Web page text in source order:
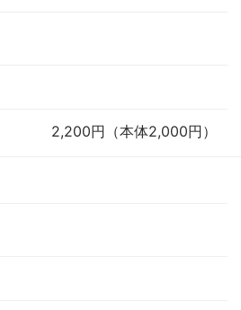
2,200円（本体2,000円）